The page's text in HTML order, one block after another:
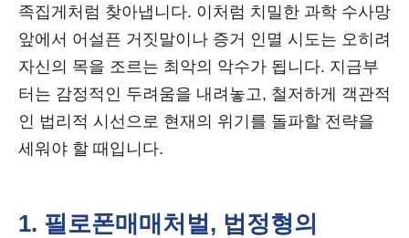
족집게처럼 찾아냅니다. 이처럼 치밀한 과학 수사망
앞에서 어설픈 거짓말이나 증거 인멸 시도는 오히려
자신의 목을 조르는 최악의 악수가 됩니다. 지금부
터는 감정적인 두려움을 내려놓고, 철저하게 객관적
인 법리적 시선으로 현재의 위기를 돌파할 전략을
세워야 할 때입니다.
1. 필로폰매매처벌, 법정형의